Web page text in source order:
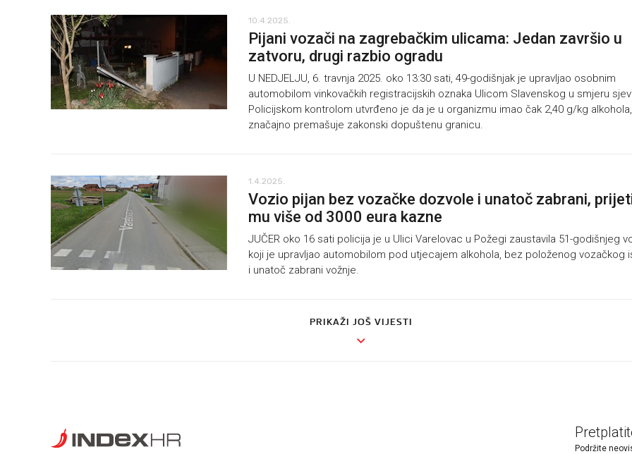
10.4.2025.
Pijani vozači na zagrebačkim ulicama: Jedan završio u
zatvoru, drugi razbio ogradu
U NEDJELJU, 6. travnja 2025. oko 13:30 sati, 49-godišnjak je upravljao osobnim
automobilom vinkovačkih registracijskih oznaka Ulicom Slavenskog u smjeru
Policijskom kontrolom utvrđeno je da je u organizmu imao čak 2,40 g/kg
značajno premašuje zakonski dopuštenu granicu.
1.4.2025.
Vozio pijan bez vozačke dozvole i unatoč zabrani,
mu više od 3000 eura kazne
JUČER oko 16 sati policija je u Ulici Varelovac u Požegi zaustavila 51-godišnjeg
koji je upravljao automobilom pod utjecajem alkohola, bez položenog vozačkog
i unatoč zabrani vožnje.
PRIKAŽI JOŠ VIJESTI
Podržite